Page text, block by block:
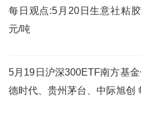
每日观点:5月20日生意社粘
元/吨
5月19日沪深300ETF南方基
德时代、贵州茅台、中际旭创